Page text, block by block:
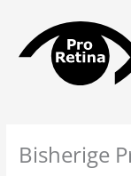
springen
Bisherige